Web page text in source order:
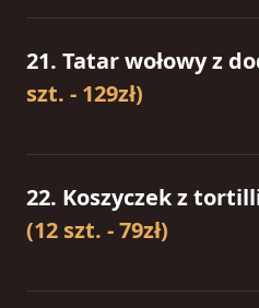
21. Tatar wołowy z
szt. - 129zł)
22. Koszyczek z
(12 szt. - 79zł)